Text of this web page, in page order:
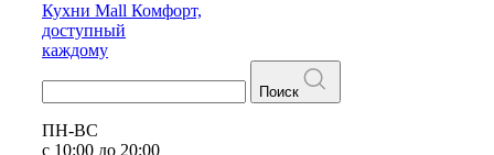
Кухни Mall Комфорт,
доступный
каждому
Поиск
ПН-ВС
с 10:00 до 20:00